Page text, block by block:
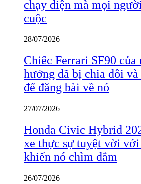
chạy điện mà mọi
cuộc
28/07/2026
Chiếc Ferrari SF90
hưởng đã bị chia đôi
để đăng bài về nó
27/07/2026
Honda Civic Hybrid
xe thực sự tuyệt vời
khiến nó chìm đắm
26/07/2026